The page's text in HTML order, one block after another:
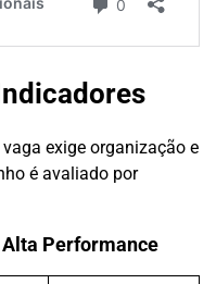
exige organização e
é avaliado por
Performance